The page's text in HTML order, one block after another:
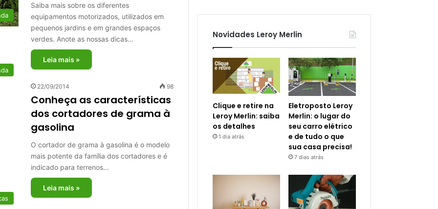
Saiba mais sobre os diferentes
equipamentos motorizados, utilizados em
pequenos jardins e em grandes espaços
verdes. Anote as nossas dicas…
Leia mais »
22/09/2014 98
Conheça as características
dos cortadores de grama à
gasolina
O cortador de grama à gasolina é o modelo
mais potente da família dos cortadores e é
indicado para terrenos…
Leia mais »
Novidades Leroy Merlin
Clique e retire na
Leroy Merlin: saiba
os detalhes
1 dia atrás
Eletroposto Leroy
Merlin: o lugar do
seu carro elétrico
e de tudo o que
sua casa precisa!
7 dias atrás